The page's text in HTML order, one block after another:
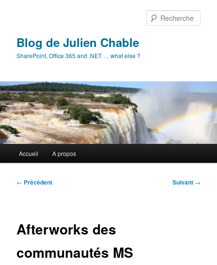
Blog de Julien Chable
SharePoint, Office 365 and .NET … what else ?
principal
Accueil A propos
Navigation
← Précédent Suivant →
Afterworks des
communautés MS